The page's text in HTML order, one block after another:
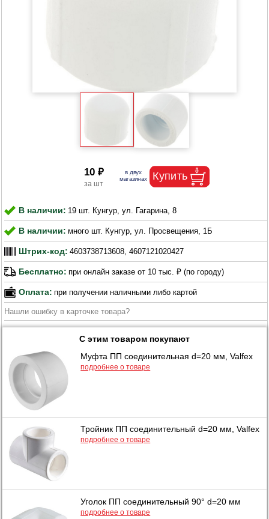
10 ₽
В наличии: 19 шт. Кунгур, ул. Гагарина, 8
В наличии: много шт. Кунгур, ул. Просвещения, 1Б
Штрих-код: 4603738713608, 4607121020427
Бесплатно: при онлайн заказе от 10 тыс. ₽ (по городу)
Оплата: при получении наличными либо картой
Нашли ошибку в карточке товара?
С этим товаром покупают
Муфта ПП соединительная d=20 мм, Valfex
подробнее о товаре
Тройник ПП соединительный d=20 мм, Valfex
подробнее о товаре
Уголок ПП соединительный 90° d=20 мм
подробнее о товаре